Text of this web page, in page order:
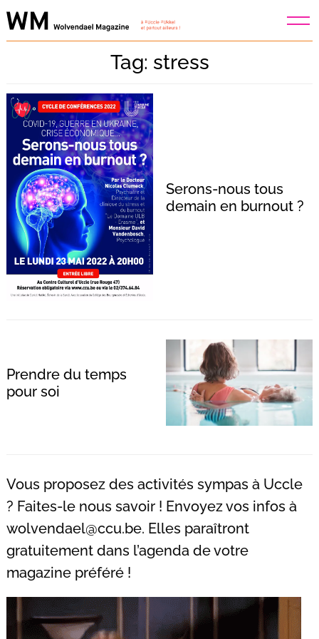
Skip
to
Tag: stress
Serons-nous tous
demain en burnout ?
Prendre du temps
pour soi
Vous proposez des activités sympas à Uccle
? Faites-le nous savoir ! Envoyez vos infos à
wolvendael@ccu.be. Elles paraîtront
gratuitement dans l’agenda de votre
magazine préféré !
Recherche